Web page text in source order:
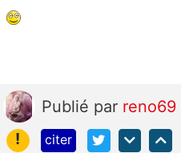
Publié par reno69
!
citer